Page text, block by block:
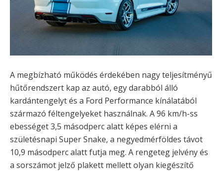
A megbízható működés érdekében nagy teljesítményű
hűtőrendszert kap az autó, egy darabból álló
kardántengelyt és a Ford Performance kínálatából
származó féltengelyeket használnak. A 96 km/h-ss
ebességet 3,5 másodperc alatt képes elérni a
születésnapi Super Snake, a negyedmérföldes távot
10,9 másodperc alatt futja meg. A rengeteg jelvény és
a sorszámot jelző plakett mellett olyan kiegészítő